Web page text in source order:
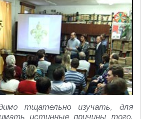
тщательно изучать, для
истинные причины того,